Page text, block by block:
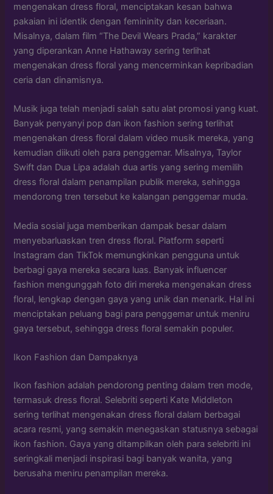
mengenakan dress floral, menciptakan kesan bahwa
pakaian ini identik dengan femininity dan keceriaan.
Misalnya, dalam film “The Devil Wears Prada,” karakter
yang diperankan Anne Hathaway sering terlihat
mengenakan dress floral yang mencerminkan kepribadian
ceria dan dinamisnya.
Musik juga telah menjadi salah satu alat promosi yang kuat.
Banyak penyanyi pop dan ikon fashion sering terlihat
mengenakan dress floral dalam video musik mereka, yang
kemudian diikuti oleh para penggemar. Misalnya, Taylor
Swift dan Dua Lipa adalah dua artis yang sering memilih
dress floral dalam penampilan publik mereka, sehingga
mendorong tren tersebut ke kalangan penggemar muda.
Media sosial juga memberikan dampak besar dalam
menyebarluaskan tren dress floral. Platform seperti
Instagram dan TikTok memungkinkan pengguna untuk
berbagi gaya mereka secara luas. Banyak influencer
fashion mengunggah foto diri mereka mengenakan dress
floral, lengkap dengan gaya yang unik dan menarik. Hal ini
menciptakan peluang bagi para penggemar untuk meniru
gaya tersebut, sehingga dress floral semakin populer.
Ikon Fashion dan Dampaknya
Ikon fashion adalah pendorong penting dalam tren mode,
termasuk dress floral. Selebriti seperti Kate Middleton
sering terlihat mengenakan dress floral dalam berbagai
acara resmi, yang semakin menegaskan statusnya sebagai
ikon fashion. Gaya yang ditampilkan oleh para selebriti ini
seringkali menjadi inspirasi bagi banyak wanita, yang
berusaha meniru penampilan mereka.